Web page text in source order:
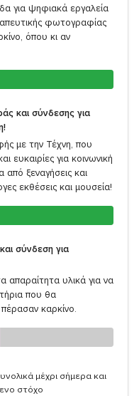
για ψηφιακά εργαλεία
φωτογραφίας
όπου κι αν
και σύνδεσης για
με την Τέχνη, που
ευκαιρίες για κοινωνική
ξεναγήσεις και
εκθέσεις και μουσεία!
σύνδεση για
υλικά για να
που θα
καρκίνο.
μέχρι σήμερα και
στόχο